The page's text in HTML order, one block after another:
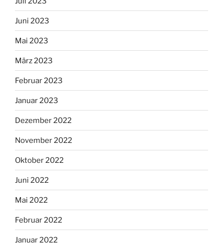
Juni 2023
Mai 2023
März 2023
Februar 2023
Januar 2023
Dezember 2022
November 2022
Oktober 2022
Juni 2022
Mai 2022
Februar 2022
Januar 2022